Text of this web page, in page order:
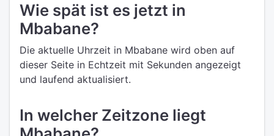
Wie spät ist es jetzt in
Mbabane?
Die aktuelle Uhrzeit in Mbabane wird oben auf
dieser Seite in Echtzeit mit Sekunden angezeigt
und laufend aktualisiert.
In welcher Zeitzone liegt